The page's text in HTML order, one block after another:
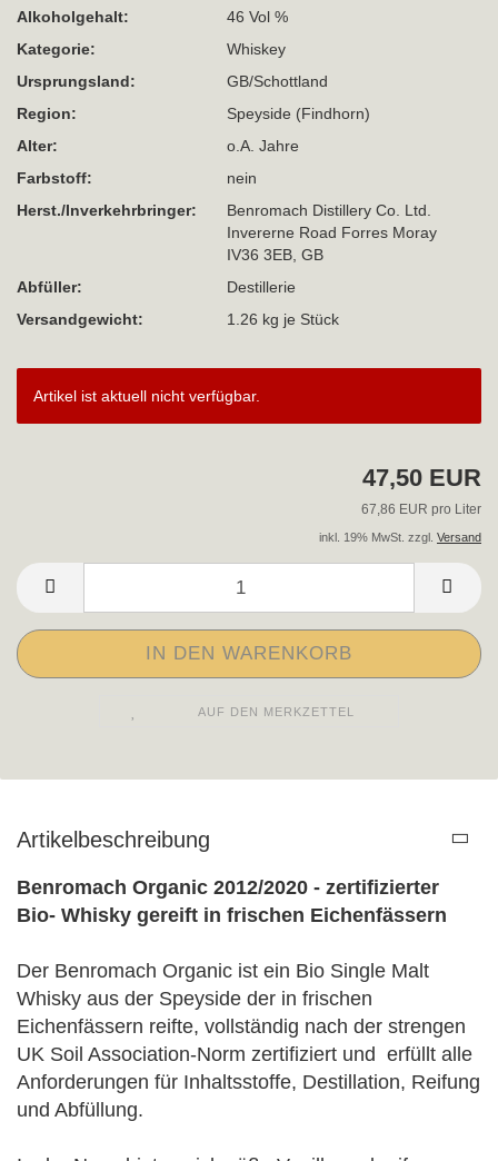
Alkoholgehalt:
46 Vol %
Kategorie:
Whiskey
Ursprungsland:
GB/Schottland
Region:
Speyside (Findhorn)
Alter:
o.A. Jahre
Farbstoff:
nein
Herst./Inverkehrbringer:
Benromach Distillery Co. Ltd.
Invererne Road Forres Moray
IV36 3EB, GB
Abfüller:
Destillerie
Versandgewicht:
1.26 kg je Stück
Artikel ist aktuell nicht verfügbar.
47,50 EUR
67,86 EUR pro Liter
inkl. 19% MwSt. zzgl. Versand
AUF DEN MERKZETTEL
Artikelbeschreibung
Benromach Organic 2012/2020 - zertifizierter
Bio- Whisky gereift in frischen Eichenfässern
Der Benromach Organic ist ein Bio Single Malt
Whisky aus der Speyside der in frischen
Eichenfässern reifte, vollständig nach der strengen
UK Soil Association-Norm zertifiziert und erfüllt alle
Anforderungen für Inhaltsstoffe, Destillation, Reifung
und Abfüllung.